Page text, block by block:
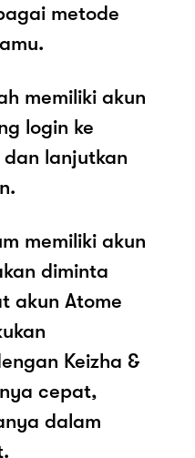
metode
memiliki akun
login ke
lanjutkan
memiliki akun
diminta
akun Atome
Keizha &
cepat,
dalam